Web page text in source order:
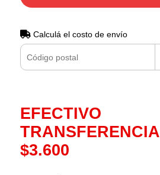
Calculá el costo de envío
EFECTIVO
TRANSFERENCIA
$3.600